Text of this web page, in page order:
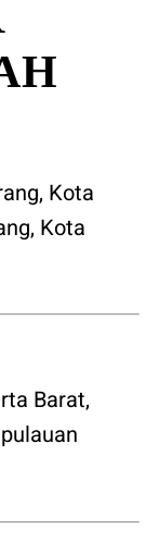
, Kota
, Kota
Barat,